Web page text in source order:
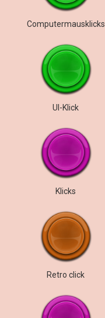
Computermausklicks
UI-Klick
Klicks
Retro click